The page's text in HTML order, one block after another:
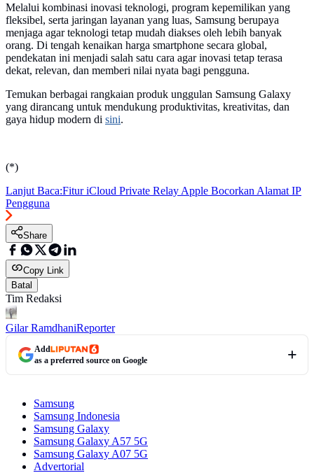
Melalui kombinasi inovasi teknologi, program kepemilikan yang
fleksibel, serta jaringan layanan yang luas, Samsung berupaya
menjaga agar teknologi tetap mudah diakses oleh lebih banyak
orang. Di tengah kenaikan harga smartphone secara global,
pendekatan ini menjadi salah satu cara agar inovasi tetap terasa
dekat, relevan, dan memberi nilai nyata bagi pengguna.
Temukan berbagai rangkaian produk unggulan Samsung Galaxy
yang dirancang untuk mendukung produktivitas, kreativitas, dan
gaya hidup modern di sini.
(*)
Lanjut Baca:Fitur iCloud Private Relay Apple Bocorkan Alamat IP
Pengguna
Share
Copy Link
Batal
Tim Redaksi
Gilar RamdhaniReporter
Add
as a preferred source on Google
Samsung
Samsung Indonesia
Samsung Galaxy
Samsung Galaxy A57 5G
Samsung Galaxy A07 5G
Advertorial